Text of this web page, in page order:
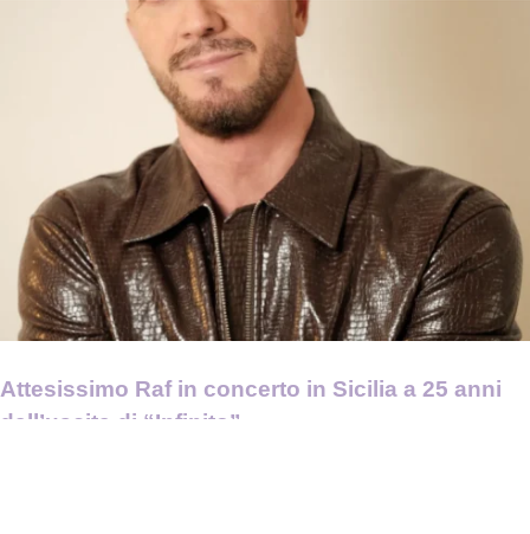
Attesissimo Raf in concerto in Sicilia a 25 anni
dall’uscita di “Infinito”